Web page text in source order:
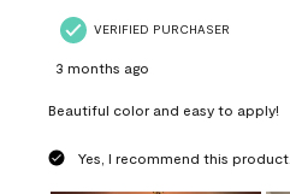
VERIFIED PURCHASER
3 months ago
Beautiful color and easy to apply!
Yes, I recommend this product.